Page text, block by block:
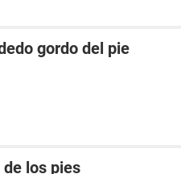
gordo del pie
los pies